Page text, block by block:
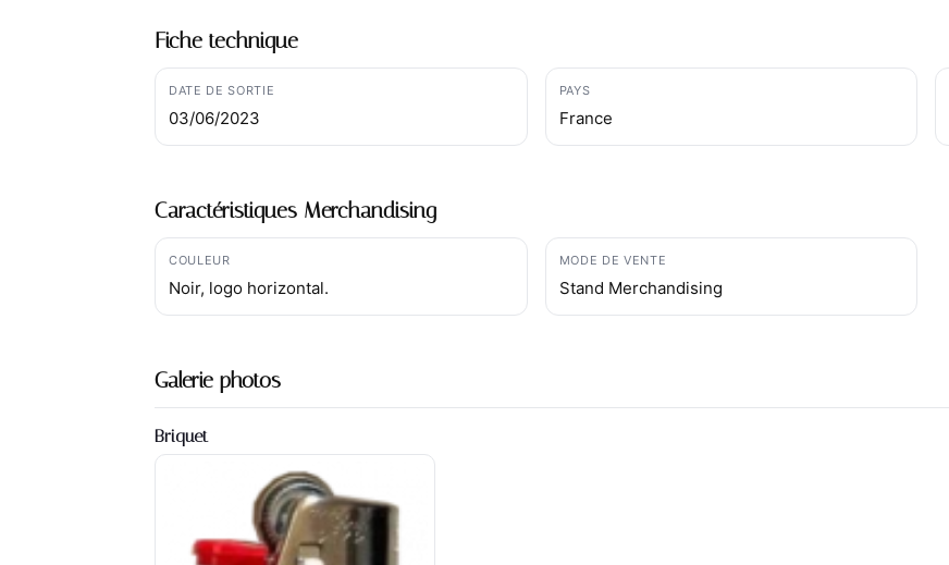
Fiche technique
DATE DE SORTIE
03/06/2023
PAYS
France
Caractéristiques Merchandising
COULEUR
Noir, logo horizontal.
MODE DE VENTE
Stand Merchandising
Galerie photos
Briquet